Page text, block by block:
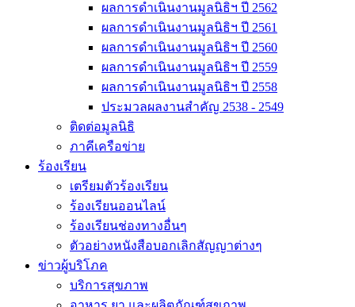
ผลการดำเนินงานมูลนิธิฯ ปี 2562
ผลการดำเนินงานมูลนิธิฯ ปี 2561
ผลการดำเนินงานมูลนิธิฯ ปี 2560
ผลการดำเนินงานมูลนิธิฯ ปี 2559
ผลการดำเนินงานมูลนิธิฯ ปี 2558
ประมวลผลงานสำคัญ 2538 - 2549
ติดต่อมูลนิธิ
ภาคีเครือข่าย
ร้องเรียน
เตรียมตัวร้องเรียน
ร้องเรียนออนไลน์
ร้องเรียนช่องทางอื่นๆ
ตัวอย่างหนังสือบอกเลิกสัญญาต่างๆ
ข่าวผู้บริโภค
บริการสุขภาพ